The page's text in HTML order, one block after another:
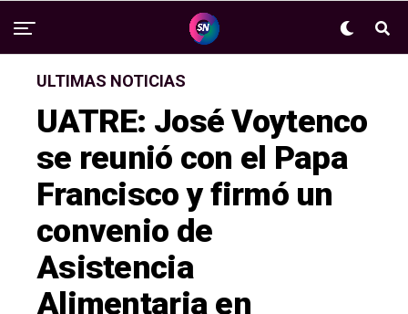
ULTIMAS NOTICIAS
UATRE: José Voytenco
se reunió con el Papa
Francisco y firmó un
convenio de
Asistencia
Alimentaria en